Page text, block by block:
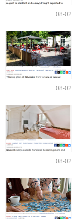
08-02
08-02
08-02